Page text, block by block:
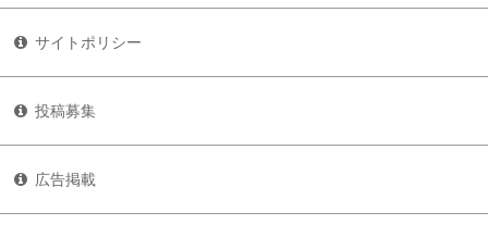
サイトポリシー
投稿募集
広告掲載